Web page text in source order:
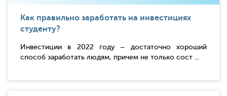
Как правильно заработать на инвестициях
студенту?
Инвестиции в 2022 году – достаточно хороший
способ заработать людям, причем не только сост ...